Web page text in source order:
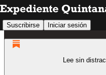
Suscribirse Iniciar sesión
Lee sin